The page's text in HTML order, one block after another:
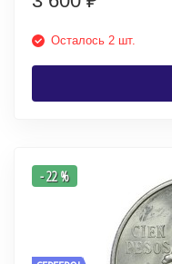
Осталось 2 шт.
- 22 %